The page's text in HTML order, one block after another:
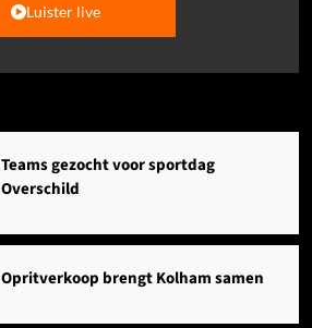
Luister live
Teams gezocht voor sportdag
Overschild
Opritverkoop brengt Kolham samen